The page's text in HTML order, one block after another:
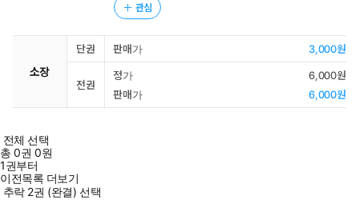
관심
소장
단권 판매가 3,000원
전권
정가
6,000원
판매가
6,000원
전체 선택
총0권 0원
1권부터
이전목록 더보기
추락 2권 (완결) 선택